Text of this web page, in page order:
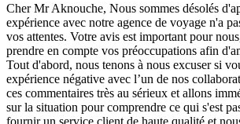
Cher Mr Aknouche, Nous sommes désolés
expérience avec notre agence de voyage n'a
vos attentes. Votre avis est important pour
prendre en compte vos préoccupations afin
Tout d'abord, nous tenons à nous excuser si
expérience négative avec l’un de nos
ces commentaires très au sérieux et allons
sur la situation pour comprendre ce qui s'est
fournir un service client de haute qualité et